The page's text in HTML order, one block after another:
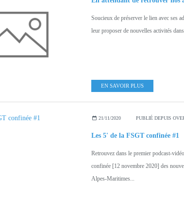
Soucieux de préserver le lien avec ses
leur proposer de nouvelles activités
EN SAVOIR PLUS
21/11/2020 PUBLIÉ DEPUIS
Les 5' de la FSGT confinée #1
Retrouvez dans le premier podcast-
confinée [12 novembre 2020] des
Alpes-Maritimes...